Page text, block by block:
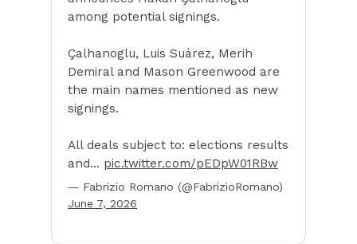
among potential signings.
Çalhanoglu, Luis Suárez, Merih
Demiral and Mason Greenwood are
the main names mentioned as new
signings.
All deals subject to: elections results
and… pic.twitter.com/pEDpW01RBw
— Fabrizio Romano (@FabrizioRomano)
June 7, 2026